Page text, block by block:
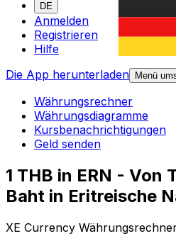
DE
Anmelden
Registrieren
Hilfe
Die App herunterladen
Menü
Währungsrechner
Währungsdiagramme
Kursbenachrichtigungen
Geld senden
1 THB in ERN - Von
Baht in Eritreische
XE Currency